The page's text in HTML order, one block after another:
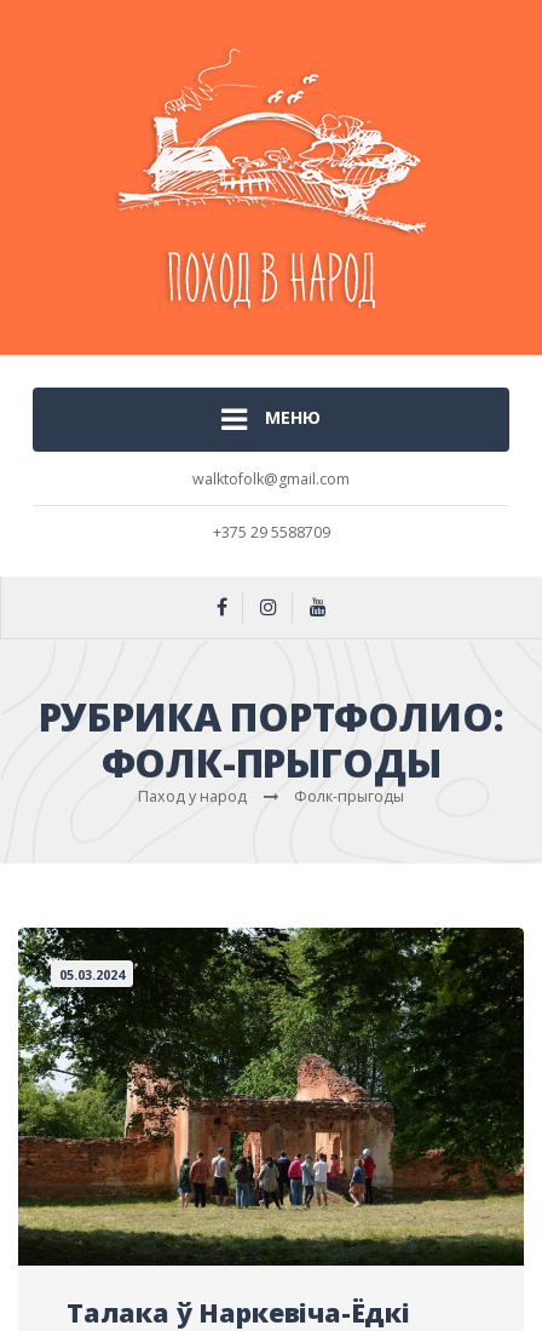
МЕНЮ
walktofolk@gmail.com
+375 29 5588709
РУБРИКА ПОРТФОЛИО:
ФОЛК-ПРЫГОДЫ
Паход у народ Фолк-прыгоды
05.03.2024
Талака ў Наркевіча-Ёдкі